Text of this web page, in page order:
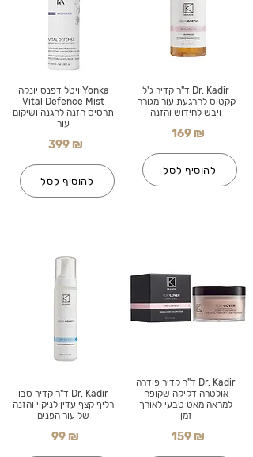
Yonka ויטל דפנס יונקה
Vital Defence Mist
תרסיס הזנה להגנה ושיקום
עור
399 ₪
להוסיף לסל
Dr. Kadir ד"ר קדיר סבו
רליף קצף עדין לניקוי והזנה
של עור הפנים
99 ₪
Dr. Kadir ד"ר קדיר ג'ל
קקטוס להרגעת עור מגורה
ויבש לחידוש והזנה
169 ₪
להוסיף לסל
Dr. Kadir ד"ר קדיר פודרה
אולטרה דקיקה שקופה
למראה מאט טבעי לאורך
זמן
159 ₪